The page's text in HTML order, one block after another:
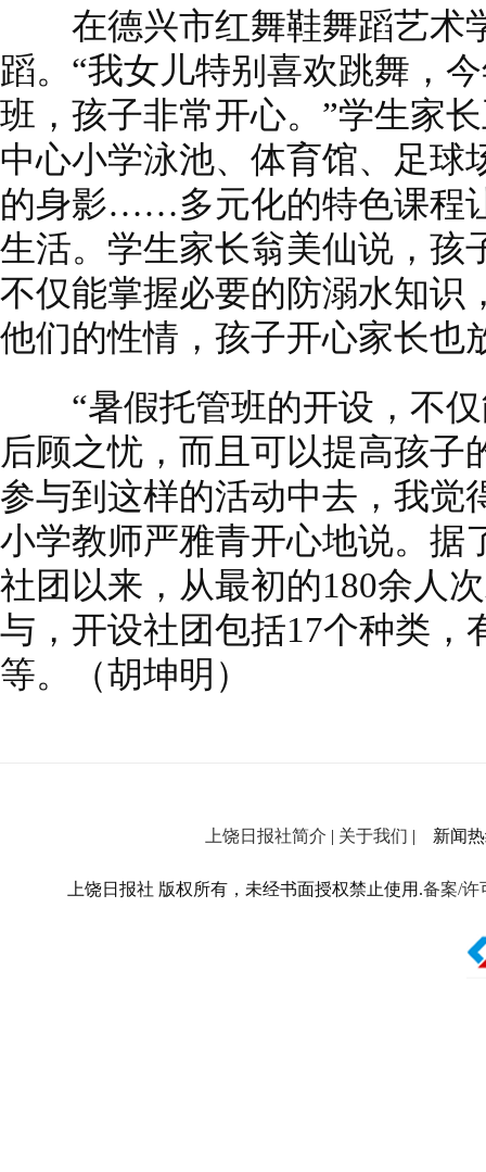
在德兴市红舞鞋舞蹈艺术
蹈。“我女儿特别喜欢跳舞，
班，孩子非常开心。”学生家
中心小学泳池、体育馆、足球
的身影……多元化的特色课程
生活。学生家长翁美仙说，孩
不仅能掌握必要的防溺水知识
他们的性情，孩子开心家长也
“暑假托管班的开设，不仅
后顾之忧，而且可以提高孩子
参与到这样的活动中去，我觉
小学教师严雅青开心地说。据
社团以来，从最初的180余人
与，开设社团包括17个种类，
等。（胡坤明）
上饶日报社简介 | 关于我们 | 新闻热
上饶日报社 版权所有，未经书面授权禁止使用.备案/许